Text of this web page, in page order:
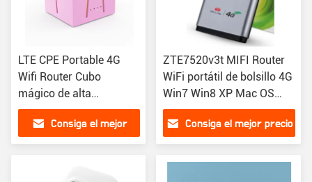
LTE CPE Portable 4G
Wifi Router Cubo
mágico de alta
velocidad 3000mAh
BateríaConsiga el mejor
ZTE7520v3t MIFI Router
WiFi portátil de bolsillo 4G
Win7 Win8 XP Mac OS
VISTA Linux
Consiga el mejor precio